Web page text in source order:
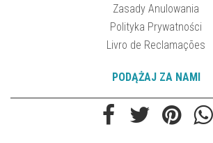
Zasady Anulowania
Polityka Prywatności
Livro de Reclamações
PODĄŻAJ ZA NAMI